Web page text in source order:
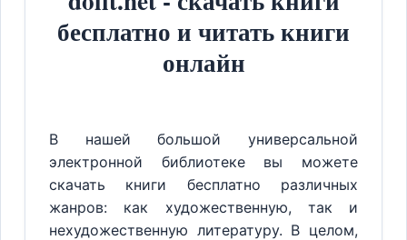
бесплатно и читать книги
онлайн
В нашей большой универсальной
электронной библиотеке вы можете
скачать книги бесплатно различных
жанров: как художественную, так и
нехудожественную литературу. В целом,